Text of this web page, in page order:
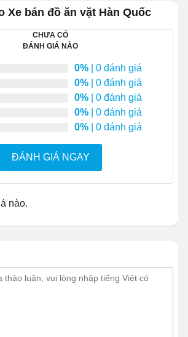
Xe bán đồ ăn vặt Hàn Quốc
CHƯA CÓ
ĐÁNH GIÁ NÀO
0% | 0 đánh giá
0% | 0 đánh giá
0% | 0 đánh giá
0% | 0 đánh giá
0% | 0 đánh giá
ĐÁNH GIÁ NGAY
nào.